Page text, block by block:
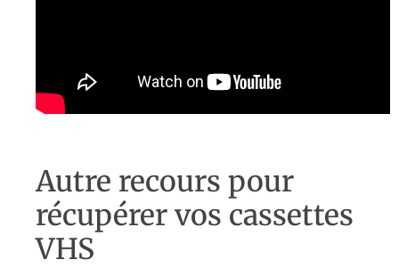
Autre recours pour
récupérer vos cassettes
VHS